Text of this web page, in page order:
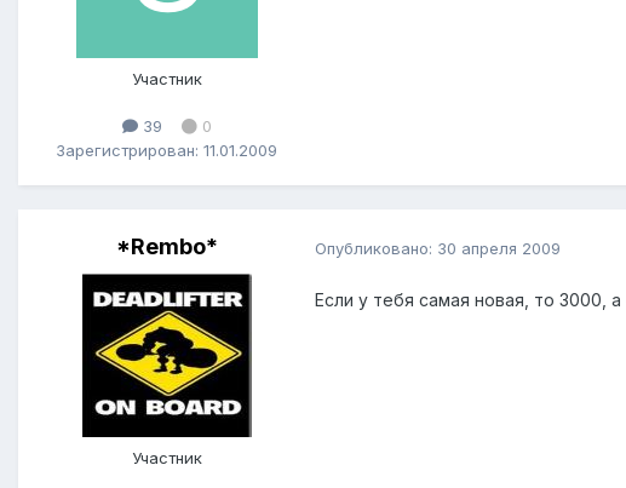
Участник
39
0
Зарегистрирован: 11.01.2009
*Rembo*
Участник
Опубликовано: 30 апреля 2009
Если у тебя самая новая, то 3000,